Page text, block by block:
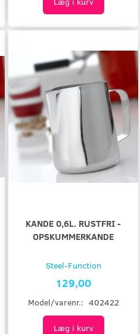
KANDE 0,6L. RUSTFRI -
OPSKUMMERKANDE
Steel-Function
129,00
Model/varenr.: 402422
Læg i kurv